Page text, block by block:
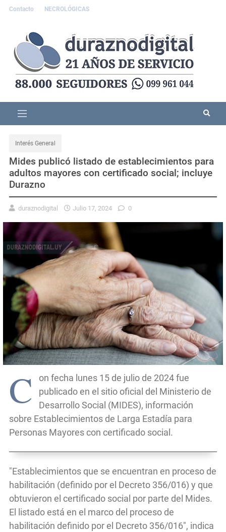
Contacto NECROLÓGICAS
Interés General
Mides publicó listado de establecimientos para
adultos mayores con certificado social; incluye
Durazno
duraznodigital Julio 17, 2024 0
C
on fecha lunes 15 de julio de 2024 fue
publicado en el sitio oficial del Ministerio de
Desarrollo Social (MIDES), información
sobre Establecimientos de Larga Estadía para
Personas Mayores con certificado social.
"Establecimientos que se encuentran en proceso de
habilitación (definido por el Decreto 356/016) y que
obtuvieron el certificado social por parte del Mides.
El listado está en el marco del proceso de
habilitación definido por el Decreto 356/016", indica